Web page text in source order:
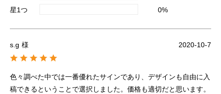
星1つ
0%
s.g 様 2020-10-7
色々調べた中では一番優れたサインであり、デザインも自由に入
稿できるということで選択しました。価格も適切だと思います。